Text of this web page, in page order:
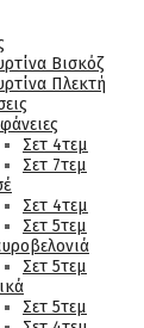
Βισκόζ
Πλεκτή
Σετ 4τεμ
Σετ 7τεμ
Σετ 4τεμ
Σετ 5τεμ
Σετ 5τεμ
Σετ 5τεμ